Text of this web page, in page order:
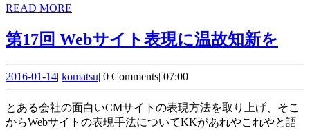
の
未
来
READ MORE
第17回 Webサイト表現に温故知新を
Web
サ
2016-01-142016-
01-
14
| komatsukomatsu
| 0 Comments| 07:00
とある会社の面白いCMサイトの表現方法を取り上げ、そこ
からWebサイトの表現手法についてKKがあれやこれやと語